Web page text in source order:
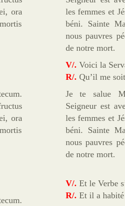
ora
ora
les femmes et
béni. Sainte
nous pauvres
de notre mort.
V/. Voici la
R/. Qu’il me
Je te salue
Seigneur est
les femmes et
béni. Sainte
nous pauvres
de notre mort.
V/. Et le Verbe
R/. Et il a